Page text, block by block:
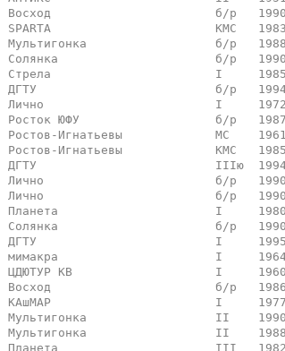
Восход                       б/р
SPARTA                       КМС   1983
Мультигонка                  б/
Солянка                      б/р
Стрела                       I     1985
ДГТУ                         б/р
Лично                        I
Росток ЮФУ                   б/
Ростов-Игнатьевы             МС    1961
Ростов-Игнатьевы             КМС   1985
ДГТУ                         IIIю  1994
Лично                        б/р
Лично                        б/р
Планета                      I
Солянка                      б/р
ДГТУ                         I     1995
мимакра                      I
ЦДЮТУР КВ                    I     1960
Восход                       б/р
КАшМАР                       I     1977
Мультигонка                  II
Мультигонка                  II
Планета                      III